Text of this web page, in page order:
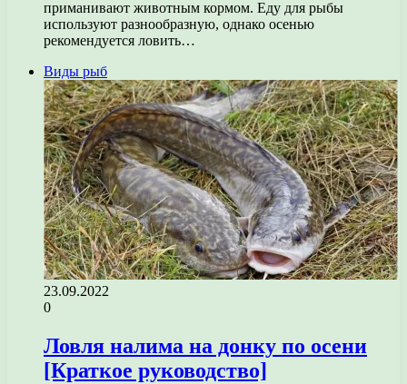
приманивают животным кормом. Еду для рыбы
используют разнообразную, однако осенью
рекомендуется ловить…
Виды рыб
23.09.2022
0
Ловля налима на донку по осени
[Краткое руководство]